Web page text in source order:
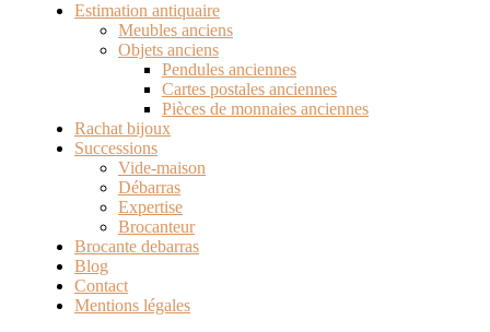
Estimation antiquaire
Meubles anciens
Objets anciens
Pendules anciennes
Cartes postales anciennes
Pièces de monnaies anciennes
Rachat bijoux
Successions
Vide-maison
Débarras
Expertise
Brocanteur
Brocante debarras
Blog
Contact
Mentions légales